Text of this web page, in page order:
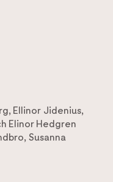
, Ellinor Jidenius,
Elinor Hedgren
, Susanna